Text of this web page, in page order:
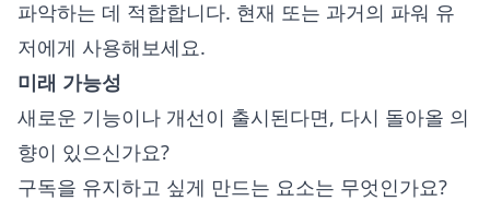
파악하는 데 적합합니다. 현재 또는 과거의 파워 유
저에게 사용해보세요.
미래 가능성
새로운 기능이나 개선이 출시된다면, 다시 돌아올 의
향이 있으신가요?
구독을 유지하고 싶게 만드는 요소는 무엇인가요?